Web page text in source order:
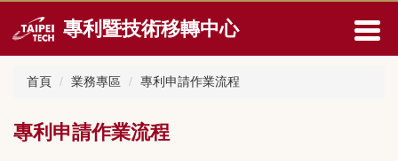
到
區
專利暨技術移轉中心
首頁 業務專區 專利申請作業流程
專利申請作業流程